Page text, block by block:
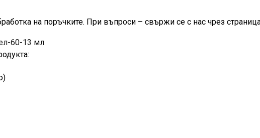
на поръчките. При въпроси – свържи се с нас чрез
60-13 мл